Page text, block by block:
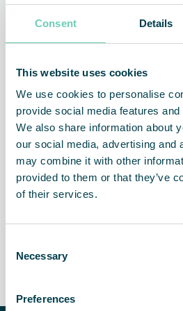
Consent Details
This website uses cookies
We use cookies to personalise
provide social media features
We also share information about
our social media, advertising and
may combine it with other
provided to them or that they’ve
of their services.
Selection
Necessary
Preferences
jakość powietrza zmniejsza
produktów, zwiększając ich
produktów, mniej przestojów i
Czystsze i bezpieczniejsze
powietrze
Zwiększona produktywność